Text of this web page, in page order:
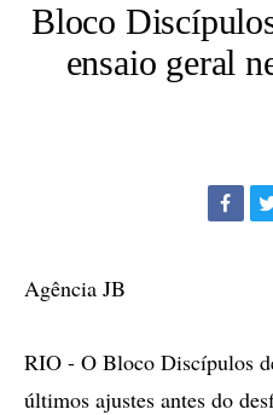
Bloco
ensaio geral
Agência JB
RIO - O Bloco Discípulos
últimos ajustes antes do